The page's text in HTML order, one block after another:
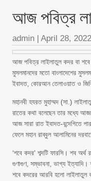
আজ পবিত্র
admin | April 28, 2022
আজ পবিত্র লাইলাতুল কদর বা শবে
মুসলমানদের মতো বাংলাদেশের
ইবাদত, কোরআন তেলাওয়াত ও
মহানবী হযরত মুহাম্মদ (সা.)
রাতের কথা বলেছেন তার মধ্যে
আজ সারা রাত ইবাদত-বন্দেগিতে
ফেলে মহান রাব্বুল আলামিনের
‘শবে কদর’ শব্দটি ফারসি। শব অর্থ
গুণাগুণ, সম্ভাবনা, ভাগ্য ইত্যাদি।
শবে কদরের আরবি হলো লাইলাতুল